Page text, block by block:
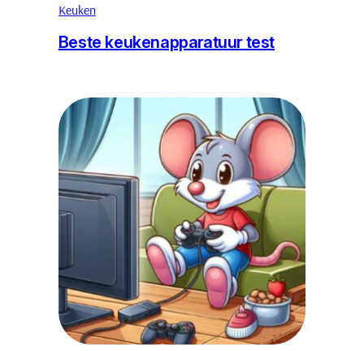
Keuken
Beste keukenapparatuur test